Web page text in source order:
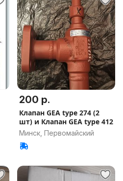
200 р.
Клапан GEA type 274 (2
шт) и Клапан GEA type 412
Минск, Первомайский